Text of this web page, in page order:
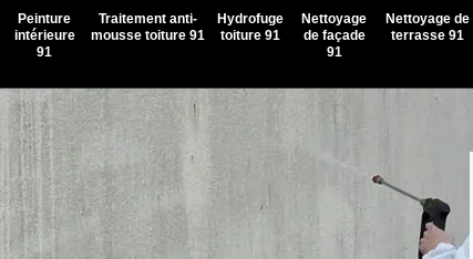
Peinture
intérieure
91
Traitement anti-
mousse toiture 91
Hydrofuge
toiture 91
Nettoyage
de façade
91
Nettoyage de
terrasse 91